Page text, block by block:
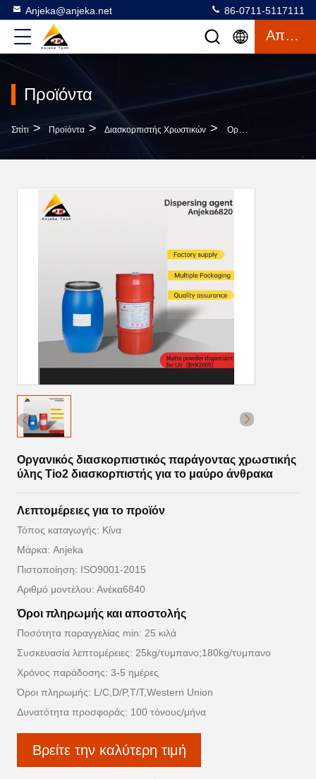
Anjeka@anjeka.net 86-0711-5117111
Απόσπασμα
Προϊόντα
Σπίτι > Προϊόντα > Διασκορπιστής Χρωστικών > Οργανικός Διασκορπιστικός Παράγοντας Χρωστικής Ύλης Tio2 Διασκορπιστής Για Το Μαύρο Άνθρακα
Οργανικός διασκορπιστικός παράγοντας χρωστικής
ύλης Tio2 διασκορπιστής για το μαύρο άνθρακα
Λεπτομέρειες για το προϊόν
Τόπος καταγωγής: Κίνα
Μάρκα: Anjeka
Πιστοποίηση: ISO9001-2015
Αριθμό μοντέλου: Ανέκα6840
Όροι πληρωμής και αποστολής
Ποσότητα παραγγελίας min: 25 κιλά
Συσκευασία λεπτομέρειες: 25kg/τυμπανο;180kg/τυμπανο
Χρόνος παράδοσης: 3-5 ημέρες
Όροι πληρωμής: L/C,D/P,T/T,Western Union
Δυνατότητα προσφοράς: 100 τόνους/μήνα
Βρείτε την καλύτερη τιμή